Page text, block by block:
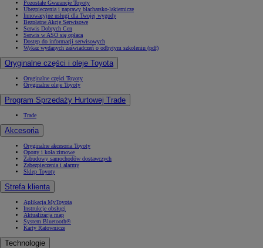
Pozostałe Gwarancje Toyoty
Ubezpieczenia i naprawy blacharsko-lakiernicze
Innowacyjne usługi dla Twojej wygody
Bezpłatne Akcje Serwisowe
Serwis Dobrych Cen
Serwis w ASO się opłaca
Dostęp do informacji serwisowych
Wykaz wydanych zaświadczeń o odbytym szkoleniu (pdf)
Oryginalne części i oleje Toyota
Oryginalne części Toyoty
Oryginalne oleje Toyoty
Program Sprzedaży Hurtowej Trade
Trade
Akcesoria
Oryginalne akcesoria Toyoty
Opony i koła zimowe
Zabudowy samochodów dostawczych
Zabezpieczenia i alarmy
Sklep Toyoty
Strefa klienta
Aplikacja MyToyota
Instrukcje obsługi
Aktualizacja map
System Bluetooth®
Karty Ratownicze
Technologie